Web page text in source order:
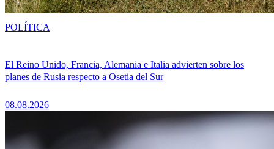
El Reino Unido, Francia, Alemania e Italia advierten sobre los
planes de Rusia respecto a Osetia del Sur
08.08.2026
POLÍTICA